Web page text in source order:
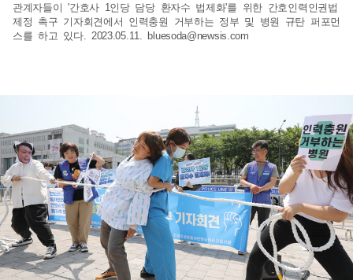
관계자들이 '간호사 1인당 담당 환자수 법제화'를 위한 간호인력인권법
제정 촉구 기자회견에서 인력충원 거부하는 정부 및 병원 규탄 퍼포먼
스를 하고 있다. 2023.05.11.
bluesoda@newsis.com